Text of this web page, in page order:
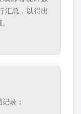
汇总，以得出
录：